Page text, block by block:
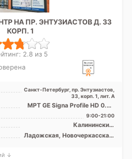
НА ПР. ЭНТУЗИАСТОВ Д. 33
КОРП. 1
2.8 из 5
Санкт-Петербург, пр. Энтузиастов,
33, корп. 1, лит. А
МРТ GE Signa Profile HD 0.2T
открытый тип
9:00-21:00
Калининский,
Красногвардейский,
Невский, Лен. область
Ладожская, Новочеркасская,
↓